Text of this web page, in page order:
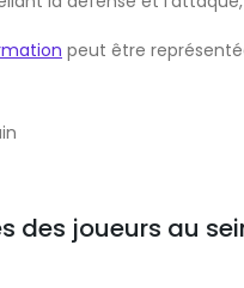
peut être
des joueurs au